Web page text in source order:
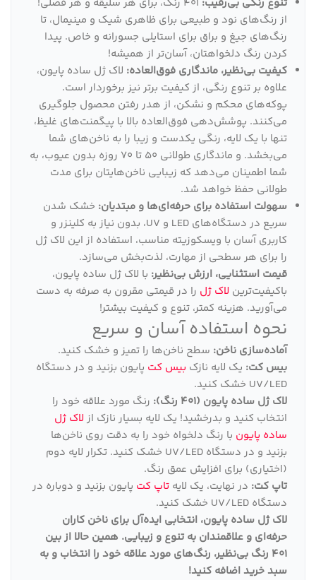
از رنگ‌های نود و طبیعی برای ظاهری شیک و مینیمال، تا
رنگ‌های جیغ و براق برای استایلی جسورانه و خاص. پیدا
کردن رنگ دلخواهتان، آسان‌تر از همیشه!
کیفیت بی‌نظیر، ماندگاری فوق‌العاده: لاک ژل ساده پایون،
علاوه بر تنوع رنگی، از کیفیت برتر نیز برخوردار است.
پوکه‌های محکم و نشکن، از هدر رفتن محصول جلوگیری
می‌کنند. پوشش‌دهی فوق‌العاده بالا با پیگمنت‌های غلیظ،
تنها با یک لایه، رنگی یکدست و زیبا را به ناخن‌های شما
می‌بخشد. و ماندگاری طولانی 50 تا 70 روزه بدون عیوب، به
شما اطمینان می‌دهد که زیبایی ناخن‌هایتان برای مدت
طولانی حفظ خواهد شد.
سهولت استفاده برای حرفه‌ای‌ها و مبتدیان: خشک شدن
سریع در دستگاه‌های LED و UV، بدون نیاز به کلینزر و
کاربری آسان با ویسکوزیته مناسب، استفاده از این لاک ژل
را برای هر سطحی از مهارت، لذت‌بخش می‌سازد.
قیمت استثنایی، ارزش بی‌نظیر: با لاک ژل ساده پایون،
باکیفیت‌ترین لاک ژل را در قیمتی مقرون به صرفه به دست
می‌آورید. هزینه کمتر، تنوع و کیفیت بیشتر!
نحوه استفاده آسان و سریع
آماده‌سازی ناخن: سطح ناخن‌ها را تمیز و خشک کنید.
بیس کت: یک لایه نازک بیس کت پایون بزنید و در دستگاه
UV/LED خشک کنید.
لاک ژل ساده پایون (401 رنگ):
رنگ مورد علاقه خود را
انتخاب کنید و بدرخشید! یک لایه بسیار نازک از لاک ژل
ساده پایون با رنگ دلخواه خود را به دقت روی ناخن‌ها
بزنید و در دستگاه UV/LED خشک کنید. تکرار لایه دوم
(اختیاری) برای افزایش عمق رنگ.
تاپ کت: در نهایت، یک لایه تاپ کت پایون بزنید و دوباره در
دستگاه UV/LED خشک کنید.
لاک ژل ساده پایون، انتخابی ایده‌آل برای ناخن کاران
حرفه‌ای و علاقمندان به تنوع و زیبایی. همین حالا از بین
401 رنگ بی‌نظیر، رنگ‌های مورد علاقه خود را انتخاب و به
سبد خرید اضافه کنید!